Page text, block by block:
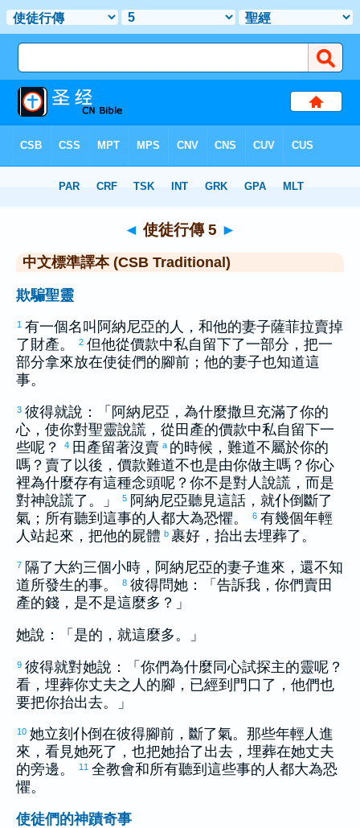
> 使徒行傳 5
◄ 使徒行傳 5 ►
中文標準譯本 (CSB Traditional)
欺騙聖靈
1 有一個名叫 阿納尼亞的人，和他的妻子薩菲拉賣掉
了財產。
2 但他從價款中私自留下了一部分，把一
部分拿來放在使徒們的腳前；他的妻子也知道這
事。
3 彼得就說：「 阿納尼亞 ，為什麼撒旦 充滿了你的
心，使你對聖靈說謊，從田產的價款中私自留下一
些呢？
4 田產留著沒賣 a 的時候，難道不屬於你的
嗎？賣了以後，價款難道不也是由你做主嗎？你心
裡為什麼存有這種念頭呢？你不是對人說謊，而是
對神說謊了。」
5 阿納尼亞聽見這話，就仆倒斷了
氣；所有聽到這事的人都大為恐懼。
6 有幾個年輕
人站起來，把他的屍體 b 裹好，抬出去埋葬了。
7 隔了大約三個小時， 阿納尼亞的妻子進來，還不知
道所發生的事。
8 彼得問她：「告訴我，你們賣田
產的錢，是不是這麼多？」
她說：「是的，就這麼多。」
9 彼得就對她說：「你們為什麼同心試探主的靈呢？
看，埋葬你丈夫之人的腳，已經到門口了，他們也
要把你抬出去。」
10 她立刻仆倒在彼得腳前，斷了氣。那些年輕人進
來，看見她死了，也把她抬了出去，埋葬在她丈夫
的旁邊。
11 全教會和所有聽到這些事的人都大為恐
懼。
使徒們的神蹟奇事